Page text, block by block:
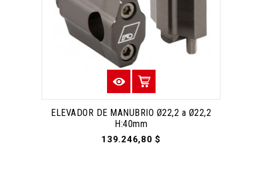
ELEVADOR DE MANUBRIO Ø22,2 a Ø22,2
H:40mm
139.246,80 $